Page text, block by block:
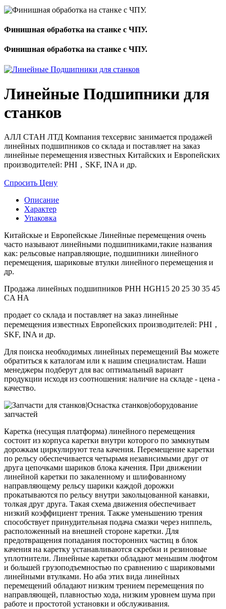
Финишная обработка на станке с ЧПУ.
Финишная обработка на станке с ЧПУ.
Линейные Подшипники для
станков
АЛЛ СТАН ЛТД Компания техсервис занимается продажей
линейных подшипников со склада и поставляет на заказ
линейные перемещения известных Китайских и Европейских
производителей: PHI，SKF, INA и др.
Спросить Цену
Описание
Характер
Упаковка
Китайскые и Европейскые Линейные перемещения очень
часто называют линейными подшипниками,такие названия
как: рельсовые направляющие, подшипники линейного
перемещения, шариковые втулки линейного перемещения и
др.
Продажа линейных подшипников PHH HGH15 20 25 30 35 45
CA HA
продает со склада и поставляет на заказ линейные
перемещения известных Европейских производителей: PHI，
SKF, INA и др.
Для поиска необходимых линейных перемещений Вы можете
обратиться к каталогам или к нашим специалистам. Наши
менеджеры подберут для вас оптимальный вариант
продукции исходя из соотношения: наличие на складе - цена -
качество.
Каретка (несущая платформа) линейного перемещения
состоит из корпуса каретки внутри которого по замкнутым
дорожкам циркулируют тела качения. Перемещение каретки
по рельсу обеспечивается четырьмя независимыми друг от
друга цепочками шариков блока качения. При движении
линейной каретки по закаленному и шлифованному
направляющему рельсу шарики каждой дорожки
прокатываются по рельсу внутри закольцованной канавки,
толкая друг друга. Такая схема движения обеспечивает
низкий коэффициент трения. Также уменьшению трения
способствует принудительная подача смазки через ниппель,
расположенный на внешней стороне каретки. Для
предотвращения попадания посторонних частиц в блок
качения на каретку устанавливаются скребки и резиновые
уплотнители. Линейные каретки обладают меньшим люфтом
и большей грузоподъемностью по сравнению с шариковыми
линейными втулками. Но аба этих вида линейных
перемещений обладают низким трением перемещения по
направляющей, плавностью хода, низким уровнем шума при
работе и простотой установки и обслуживания.